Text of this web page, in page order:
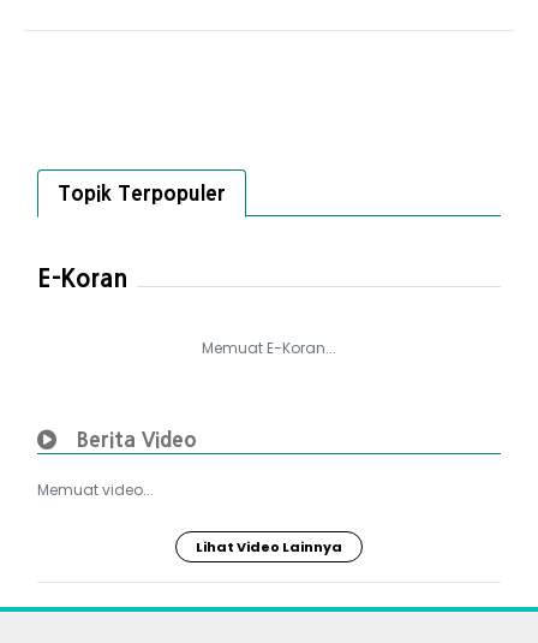
Topik Terpopuler
E-Koran
Memuat E-Koran...
Berita Video
Memuat video...
Lihat Video Lainnya